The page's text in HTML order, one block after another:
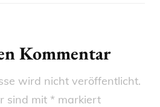
Kommentar
wird nicht veröffentlicht.
sind mit * markiert